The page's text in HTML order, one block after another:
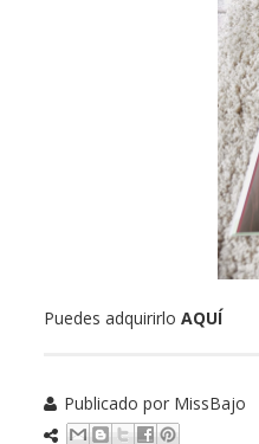
Puedes adquirirlo AQUÍ
Publicado por MissBajo